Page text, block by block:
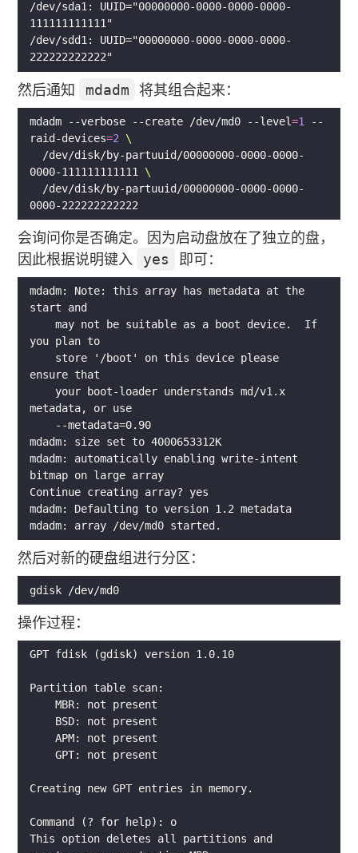
/dev/sda1: UUID="00000000-0000-0000-0000-
/dev/sdd1: UUID="00000000-0000-0000-0000-
然后通知 mdadm 将其组合起来：
mdadm --verbose --create /dev/md0 --level=1
--
raid-devices=2
0000-111111111111
会询问你是否确定。因为启动盘放在了独立的盘，
因此根据说明键入
yes 即可：
mdadm: Note: this array has metadata at the
you plan to
metadata, or use
    --metadata=0.90
mdadm: size set to 4000653312K
mdadm: automatically enabling write-intent
bitmap on large array
mdadm: Defaulting to version 1.2 metadata
然后对新的硬盘组进行分区：
gdisk /dev/md0
操作过程：
GPT fdisk (gdisk) version 1.0.10
Command (? for help): o
This option deletes all partitions and